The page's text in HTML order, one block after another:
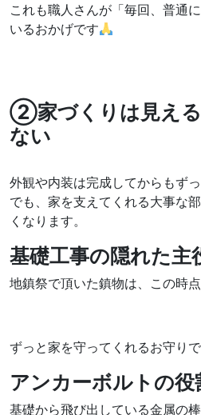
これも職人さんが「毎回、普通
いるおかげです
②家づくりは見え
ない
外観や内装は完成してからもずっ
でも、家を支えてくれる大事な
くなります。
基礎工事の隠れた主
地鎮祭で頂いた鎮物は、この時
ずっと家を守ってくれるお守りで
アンカーボルトの役
基礎から飛び出している金属の